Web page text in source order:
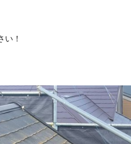
い！